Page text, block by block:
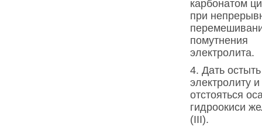
карбонатом
при
помутнения
электролита.
4. Дать остыть
электролиту и
отстояться
гидроокиси
(III).